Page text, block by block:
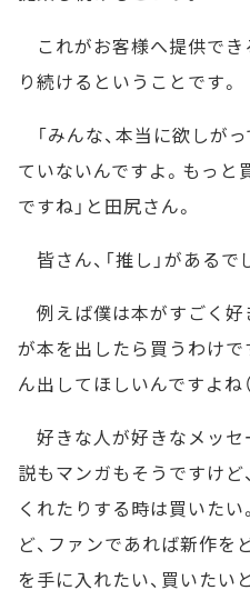
これがお客様へ提供でき
り続けるということです。
「みんな、本当に欲しが
ていないんですよ。もっ
ですね」と田尻さん。
皆さん、「推し」があるで
例えば僕は本がすごく好
が本を出したら買うわけ
ん出してほしいんですよね（
好きな人が好きなメッセ
説もマンガもそうですけど
くれたりする時は買いた
ど、ファンであれば新作を
を手に入れたい、買いたい